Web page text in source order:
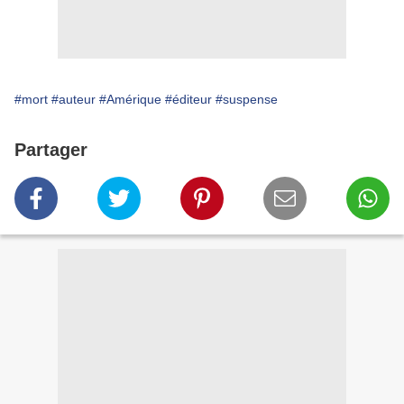
#mort #auteur #Amérique #éditeur #suspense
Partager